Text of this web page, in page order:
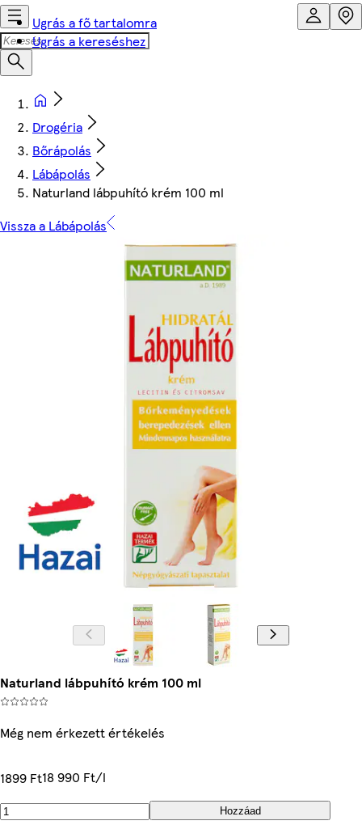
Ugrás a fő tartalomra
Ugrás a kereséshez
Drogéria
Bőrápolás
Lábápolás
Naturland lábpuhító krém 100 ml
Vissza a Lábápolás
Naturland lábpuhító krém 100 ml
Még nem érkezett értékelés
1899 Ft18 990 Ft/l
Hozzáad